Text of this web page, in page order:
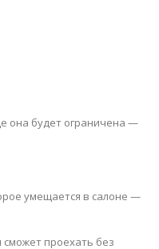
она будет ограничена —
умещается в салоне —
проехать без